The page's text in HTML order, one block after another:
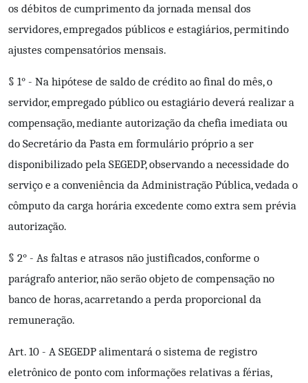
os débitos de cumprimento da jornada mensal dos
servidores, empregados públicos e estagiários, permitindo
ajustes compensatórios mensais.
§ 1° - Na hipótese de saldo de crédito ao final do mês, o
servidor, empregado público ou estagiário deverá realizar a
compensação, mediante autorização da chefia imediata ou
do Secretário da Pasta em formulário próprio a ser
disponibilizado pela SEGEDP, observando a necessidade do
serviço e a conveniência da Administração Pública, vedada o
cômputo da carga horária excedente como extra sem prévia
autorização.
§ 2° - As faltas e atrasos não justificados, conforme o
parágrafo anterior, não serão objeto de compensação no
banco de horas, acarretando a perda proporcional da
remuneração.
Art. 10 - A SEGEDP alimentará o sistema de registro
eletrônico de ponto com informações relativas a férias,